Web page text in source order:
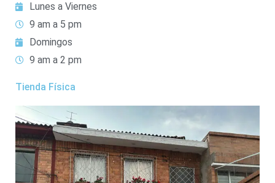
Lunes a Viernes
9 am a 5 pm
Domingos
9 am a 2 pm
Tienda Física